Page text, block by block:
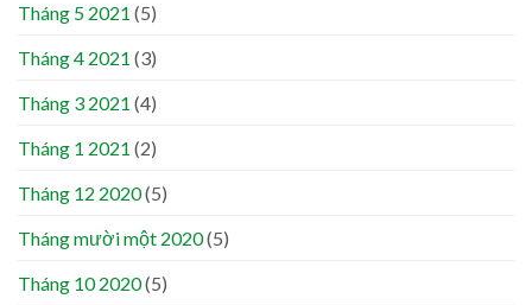
Tháng 5 2021 (5)
Tháng 4 2021 (3)
Tháng 3 2021 (4)
Tháng 1 2021 (2)
Tháng 12 2020(5)
Tháng mười một 2020(5)
Tháng 10 2020(5)